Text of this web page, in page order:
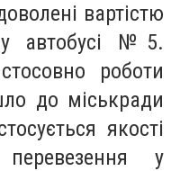
вартістю
автобусі №5.
роботи
до міськради
якості
у